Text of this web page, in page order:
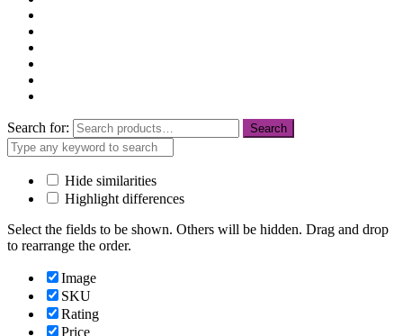
Search for: Search
Hide similarities
Highlight differences
Select the fields to be shown. Others will be hidden. Drag and drop
to rearrange the order.
Image
SKU
Rating
Price